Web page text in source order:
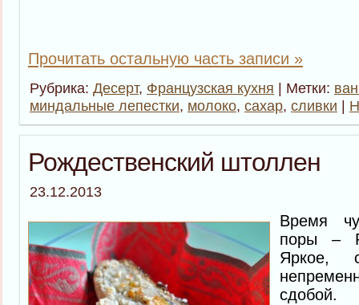
Прочитать остальную часть записи »
Рубрика: Десерт, Французская кухня | Метки:
миндальные лепестки, молоко, сахар, сливки |
Рождественский штоллен
23.12.2013
Время
поры –
Яркое,
сдобой.